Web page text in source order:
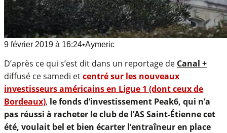
9 février 2019 à 16:24•Aymeric
D’après ce qui s’est dit dans un reportage de Canal +
diffusé ce samedi etcentré sur les nouveaux
investisseurs américains en Ligue 1 (dont ceux de
Bordeaux), le fonds d’investissement Peak6, qui n’a
pas réussi à racheter le club de l’AS Saint-Étienne cet
été, voulait bel et bien écarter l’entraîneur en place